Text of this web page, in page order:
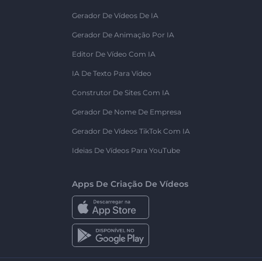
Gerador De Vídeos De IA
Gerador De Animação Por IA
Editor De Vídeo Com IA
IA De Texto Para Vídeo
Construtor De Sites Com IA
Gerador De Nome De Empresa
Gerador De Vídeos TikTok Com IA
Ideias De Vídeos Para YouTube
Apps De Criação De Vídeos